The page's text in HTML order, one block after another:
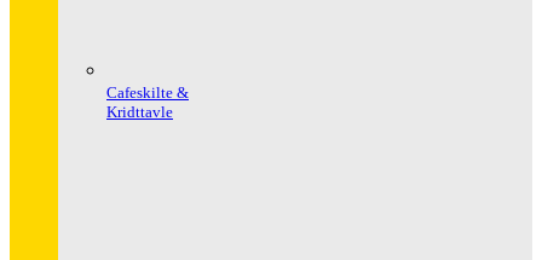
Cafeskilte &
Kridttavle